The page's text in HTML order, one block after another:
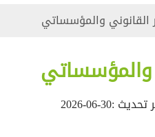
القانوني والمؤسساتي
والمؤسساتي
:30-06-2026